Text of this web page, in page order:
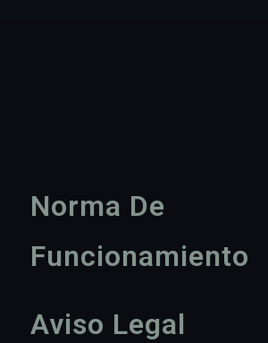
Norma De
Funcionamiento
Aviso Legal